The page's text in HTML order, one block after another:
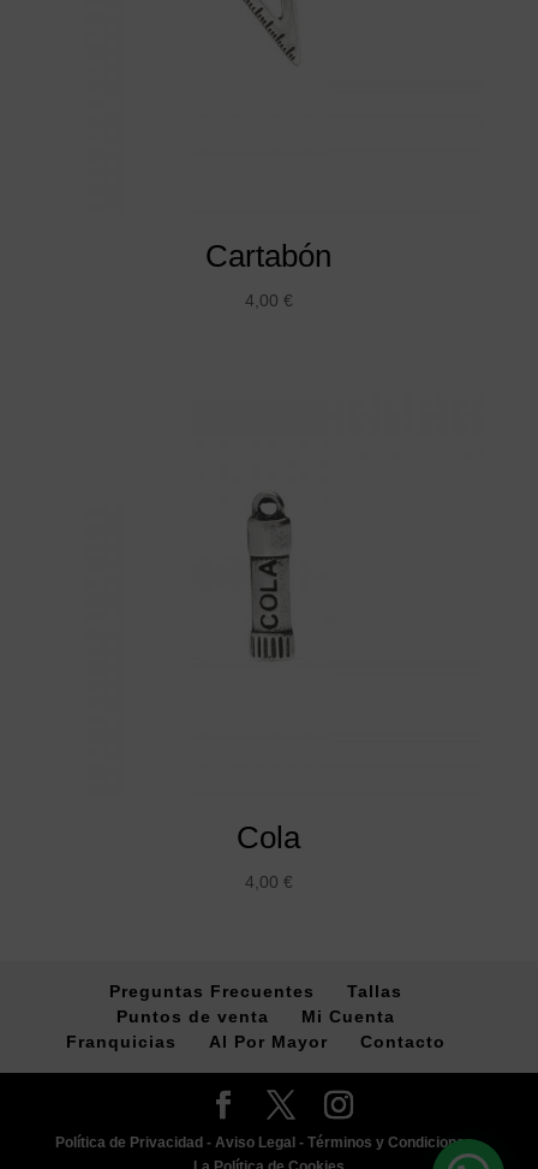
Cartabón
4,00 €
Cola
4,00 €
Preguntas Frecuentes
Tallas
Puntos de venta
Mi Cuenta
Franquicias
Al Por Mayor Contacto
Política de Privacidad - Aviso Legal -Términos y Condiciones -